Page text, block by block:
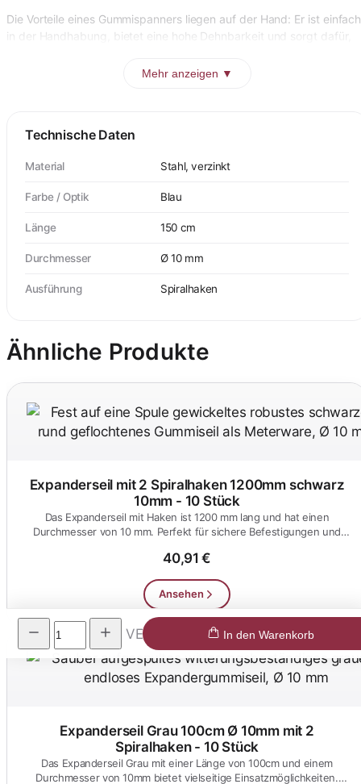
Die Vorteile eines Gummispanners liegen auf der Hand: Er ist einfach
in der Handhabung, bietet eine hohe Dehnbarkeit und sorgt dafür,
Mehr anzeigen ▼
Technische Daten
Material Stahl, verzinkt
Farbe / Optik Blau
Länge 150 cm
Durchmesser Ø 10 mm
Ausführung Spiralhaken
Ähnliche Produkte
Expanderseil mit 2 Spiralhaken 1200mm schwarz
10mm - 10 Stück
Das Expanderseil mit Haken ist 1200 mm lang und hat einen
Durchmesser von 10 mm. Perfekt für sichere Befestigungen und
40,91 €
Ansehen
Expanderseil Grau 100cm Ø 10mm mit 2
Spiralhaken - 10 Stück
Das Expanderseil Grau mit einer Länge von 100cm und einem
Durchmesser von 10mm bietet vielseitige Einsatzmöglichkeiten.
VE In den Warenkorb